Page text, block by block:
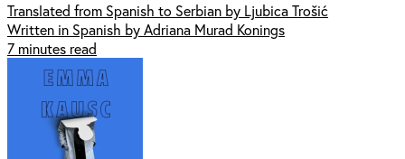
Translated from Spanish to Serbian by Ljubica Trošić
Written in Spanish by Adriana Murad Konings
7 minutes read